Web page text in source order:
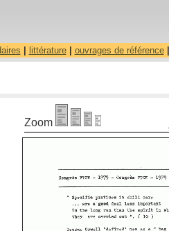
littérature| ouvrages de référence|
Zoom